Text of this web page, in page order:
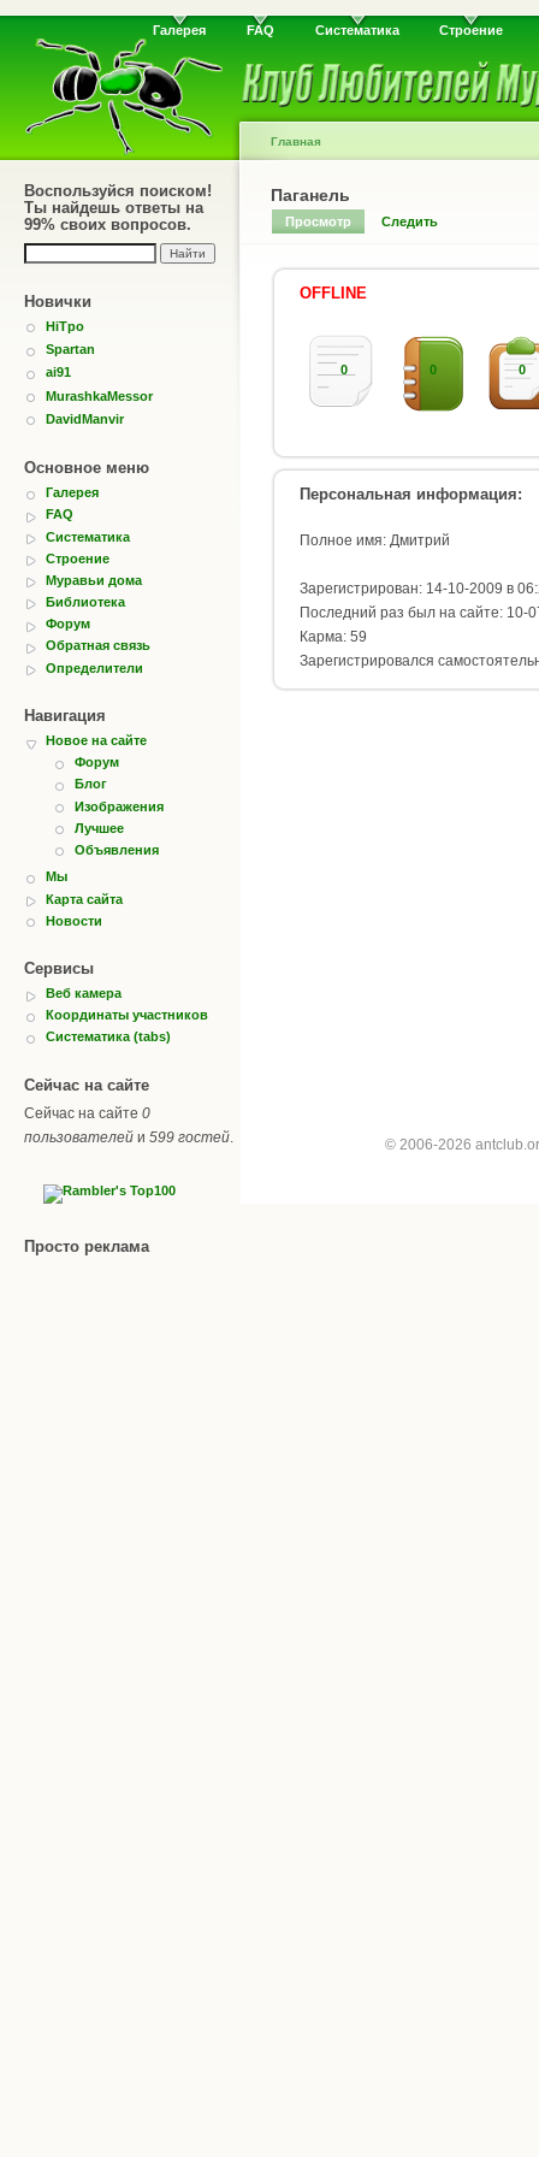
Галерея FAQ Систематика Строение
Воспользуйся поиском!
Ты найдешь ответы на
99% своих вопросов.
Новички
HiTpo
Spartan
ai91
MurashkaMessor
DavidManvir
Основное меню
Галерея
FAQ
Систематика
Строение
Муравьи дома
Библиотека
Форум
Обратная связь
Определители
Навигация
Новое на сайте
Форум
Блог
Изображения
Лучшее
Объявления
Мы
Карта сайта
Новости
Сервисы
Веб камера
Координаты участников
Систематика (tabs)
Сейчас на сайте
Сейчас на сайте 0
пользователей и 599 гостей.
Просто реклама
Главная
Паганель
Просмотр Следить
OFFLINE
0 0 0
Персональная информация:
Полное имя: Дмитрий
Зарегистрирован: 14-10-2009 в
Последний раз был на сайте: 10-
Карма: 59
Зарегистрировался
© 2006-2026